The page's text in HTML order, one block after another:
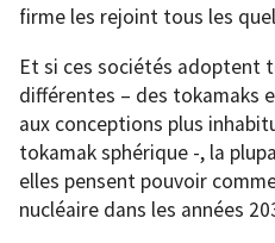
firme les rejoint tous les
Et si ces sociétés adoptent
différentes – des tokamaks
aux conceptions plus
tokamak sphérique -, la
elles pensent pouvoir
nucléaire dans les années